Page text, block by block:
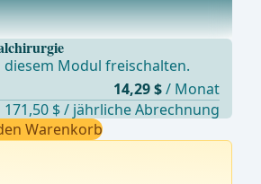
Modul freischalten.
14,29 $ / Monat
171,50 $ / jährliche Abrechnung
Warenkorb